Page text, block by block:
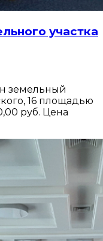
участка
земельный
16 площадью
руб. Цена